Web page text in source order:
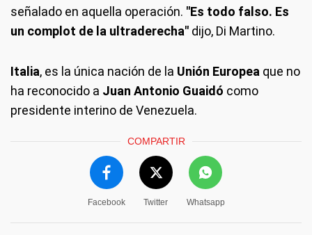
señalado en aquella operación. "Es todo falso. Es
un complot de la ultraderecha" dijo, Di Martino.
Italia, es la única nación de la Unión Europea que no
ha reconocido a Juan Antonio Guaidó como
presidente interino de Venezuela.
COMPARTIR
Facebook Twitter Whatsapp